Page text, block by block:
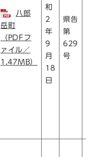
八郎
岳町
（PDFフ
ァイル／
1.47MB）
和
2
年
9
月
18
日
県告
第
629
号